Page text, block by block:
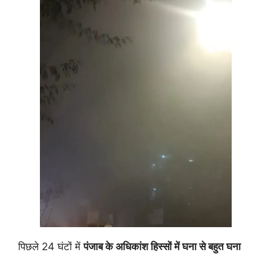
पिछले 24 घंटों मेंपंजाब के अधिकांश हिस्सों में घना से बहुत घना